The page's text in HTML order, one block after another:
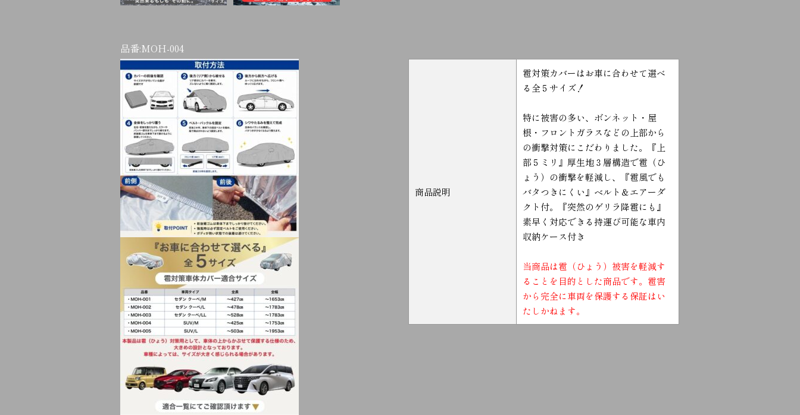
品番:MOH-004
商品説明
雹対策カバーはお車に合わせて選べ
る全５サイズ！
特に被害の多い、ボンネット・屋
根・フロントガラスなどの上部から
の衝撃対策にこだわりました。『上
部５ミリ』厚生地３層構造で雹（ひ
ょう）の衝撃を軽減し、『雹風でも
バタつきにくい』ベルト＆エアーダ
クト付。『突然のゲリラ降雹にも』
素早く対応できる持運び可能な車内
収納ケース付き
当商品は雹（ひょう）被害を軽減す
ることを目的とした商品です。雹害
から完全に車両を保護する保証はい
たしかねます。